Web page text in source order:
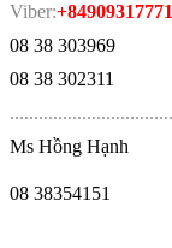
Viber:+84909317771
08 38 303969
08 38 302311
.
Ms Hồng Hạnh
08 38354151